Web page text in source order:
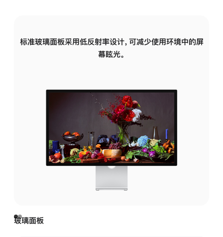
标准玻璃面板采用低反射率设计，可减少使用环境中的屏
幕眩光。
玻璃面板